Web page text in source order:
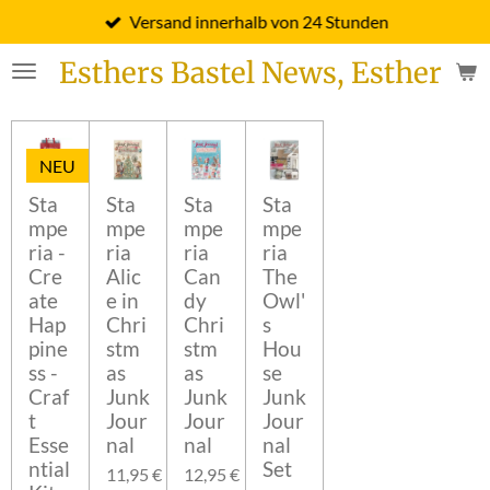
Hauptinhalt
springenEsthers Bastel News, Esther
Versand innerhalb von 24 Stunden
NEU
Sta
mpe
ria -
Cre
ate
Hap
pine
ss -
Craf
t
Esse
ntial
Sta
mpe
ria
Alic
e in
Chri
stm
as
Junk
Jour
nal
11,95 €
Sta
mpe
ria
Can
dy
Chri
stm
as
Junk
Jour
nal
12,95 €
Sta
mpe
ria
The
Owl'
s
Hou
se
Junk
Jour
nal
Set